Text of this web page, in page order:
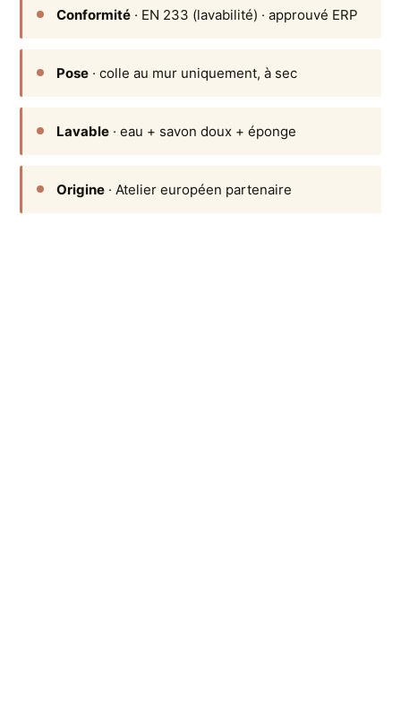
Conformité · EN 233 (lavabilité) · approuvé ERP
Pose · colle au mur uniquement, à sec
Lavable · eau + savon doux + éponge
Origine · Atelier européen partenaire